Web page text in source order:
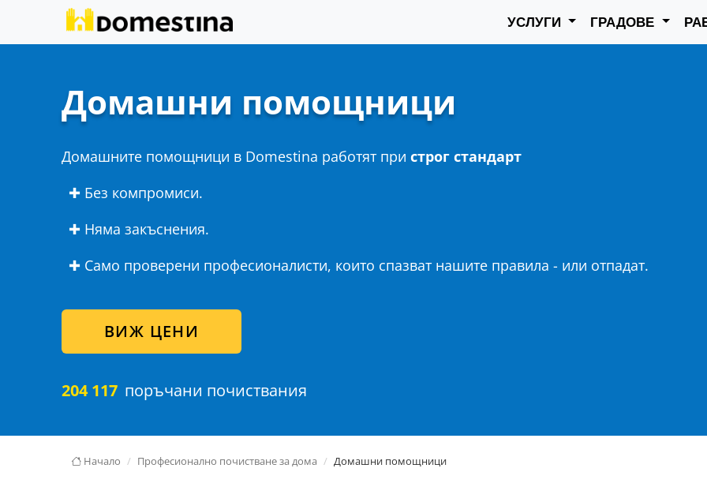
УСЛУГИ ГРАДОВЕ
Домашни помощници
Домашните помощници в Domestina работят при строг стандарт
✚ Без компромиси.
✚ Няма закъснения.
✚ Само проверени професионалисти, които спазват нашите правила - или отпадат.
ВИЖ ЦЕНИ
204 117 поръчани почиствания
Начало Професионално почистване за дома Домашни помощници